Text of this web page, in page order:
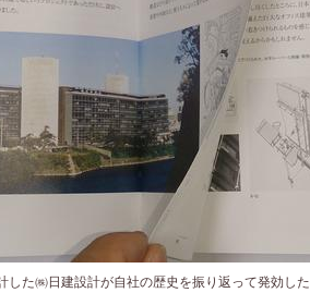
た㈱日建設計が自社の歴史を振り返って発効した